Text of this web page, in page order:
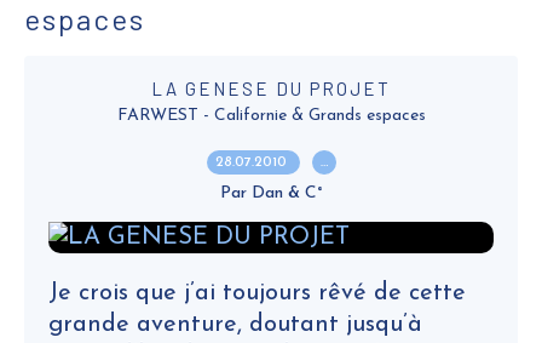
espaces
LA GENESE DU PROJET
FARWEST - Californie & Grands espaces
28.07.2010 …
Par Dan & C°
Je crois que j’ai toujours rêvé de cette
grande aventure, doutant jusqu’à